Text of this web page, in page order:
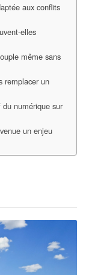
aux conflits
elles
même sans
remplacer un
numérique sur
un enjeu